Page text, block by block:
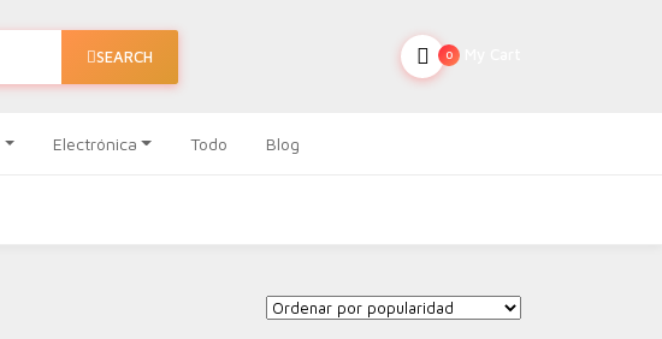
SEARCH 0
Electrónica Todo Blog